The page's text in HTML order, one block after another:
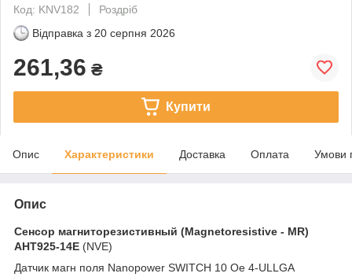
Код: KNV182
Роздріб
Відправка з 20 серпня 2026
261,36 ₴
Купити
Опис Характеристики Доставка Оплата Умови
Опис
Сенсор магниторезистивный (Magnetoresistive - MR)
AHT925-14E (NVE)
Датчик магн поля Nanopower SWITCH 10 Oe 4-ULLGA